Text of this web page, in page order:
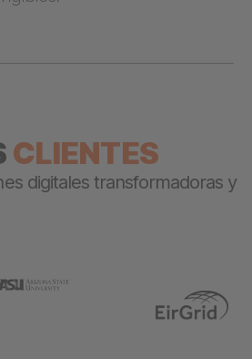
CLIENTES
digitales transformadoras y